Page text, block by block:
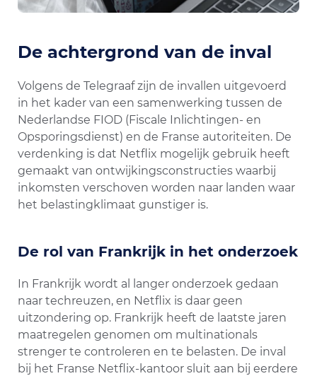
De achtergrond van de inval
Volgens de Telegraaf zijn de invallen uitgevoerd
in het kader van een samenwerking tussen de
Nederlandse FIOD (Fiscale Inlichtingen- en
Opsporingsdienst) en de Franse autoriteiten. De
verdenking is dat Netflix mogelijk gebruik heeft
gemaakt van ontwijkingsconstructies waarbij
inkomsten verschoven worden naar landen waar
het belastingklimaat gunstiger is.
De rol van Frankrijk in het onderzoek
In Frankrijk wordt al langer onderzoek gedaan
naar techreuzen, en Netflix is daar geen
uitzondering op. Frankrijk heeft de laatste jaren
maatregelen genomen om multinationals
strenger te controleren en te belasten. De inval
bij het Franse Netflix-kantoor sluit aan bij eerdere